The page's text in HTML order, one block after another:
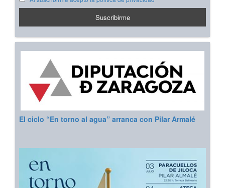
El ciclo “En torno al agua” arranca con Pilar Armalé